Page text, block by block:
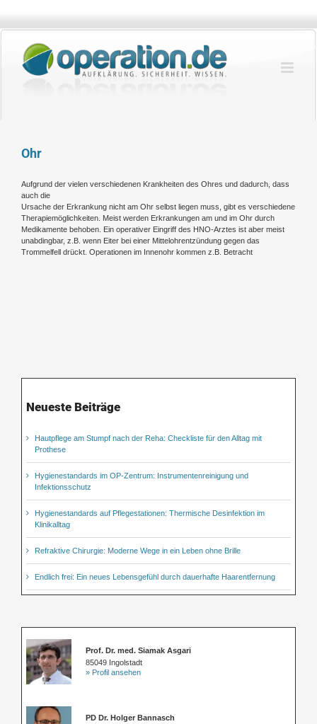
springen
Ohr
Aufgrund der vielen verschiedenen Krankheiten des Ohres und dadurch, dass
auch die
Ursache der Erkrankung nicht am Ohr selbst liegen muss, gibt es verschiedene
Therapiemöglichkeiten. Meist werden Erkrankungen am und im Ohr durch
Medikamente behoben. Ein operativer Eingriff des HNO-Arztes ist aber meist
unabdingbar, z.B. wenn Eiter bei einer Mittelohrentzündung gegen das
Trommelfell drückt. Operationen im Innenohr kommen z.B. Betracht
Neueste Beiträge
Hautpflege am Stumpf nach der Reha: Checkliste für den Alltag mit
Prothese
Hygienestandards im OP-Zentrum: Instrumentenreinigung und
Infektionsschutz
Hygienestandards auf Pflegestationen: Thermische Desinfektion im
Klinikalltag
Refraktive Chirurgie: Moderne Wege in ein Leben ohne Brille
Endlich frei: Ein neues Lebensgefühl durch dauerhafte Haarentfernung
Prof. Dr. med. Siamak Asgari
85049 Ingolstadt
» Profil ansehen
PD Dr. Holger Bannasch